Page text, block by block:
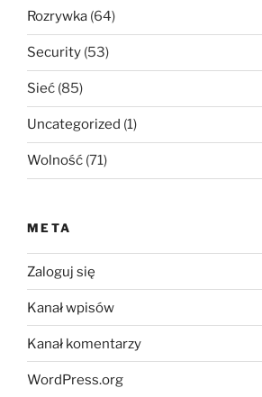
Rozrywka (64)
Security (53)
Sieć (85)
Uncategorized (1)
Wolność (71)
META
Zaloguj się
Kanał wpisów
Kanał komentarzy
WordPress.org